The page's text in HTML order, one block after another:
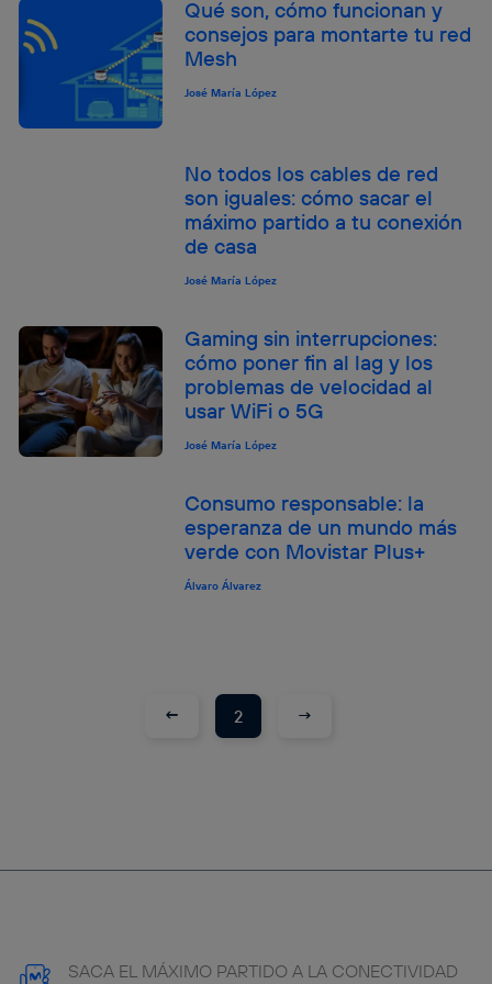
Qué son, cómo funcionan y
consejos para montarte tu red
Mesh
José María López
No todos los cables de red
son iguales: cómo sacar el
máximo partido a tu conexión
de casa
José María López
Gaming sin interrupciones:
cómo poner fin al lag y los
problemas de velocidad al
usar WiFi o 5G
José María López
Consumo responsable: la
esperanza de un mundo más
verde con Movistar Plus+
Álvaro Álvarez
← 2 →
SACA EL MÁXIMO PARTIDO A LA CONECTIVIDAD
consienta el uso de la tecnología recibirá el mismo
identificador. Típicamente:
Si utilizas unaconexión de banda ancha
el marketing o análisis se realizará en función de las
actividades de navegación de los miembros del hogar
datos móviles, el marketing será más
personalizado, ya que se basará únicamente en la
navegación del usuario del móvil.
Puedes gestionar los consentimientos Utiq seleccionando
“Administrar Utiq” en la parte inferior de esta página web o
portal de privacidad de Utiq
la política de privacidad de Utiq